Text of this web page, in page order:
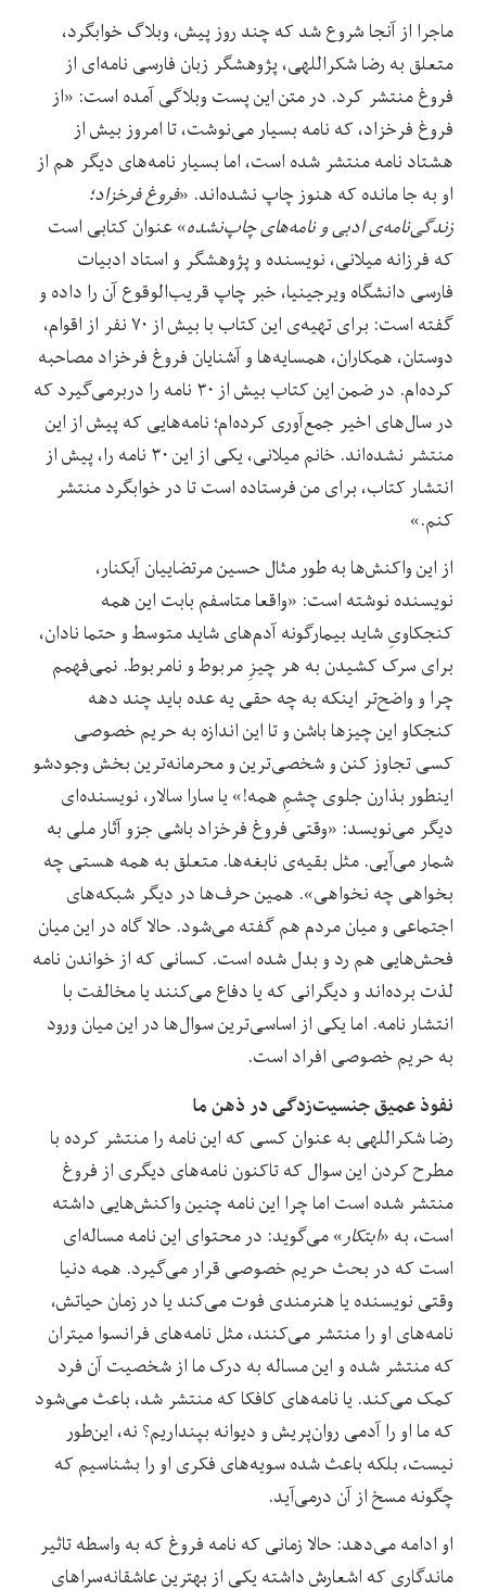
ماجرا از آنجا شروع شد که چند روز پیش، وبلاگ خوابگرد،
متعلق به رضا شکراللهی، پژوهشگر زبان فارسی نامه‌ای از
فروغ منتشر کرد. در متن این پست وبلاگی آمده است: «از
فروغ فرخزاد، که نامه بسیار می‌نوشت، تا امروز بیش از
هشتاد نامه منتشر شده است، اما بسیار نامه‌های دیگر هم از
او به جا مانده که هنوز چاپ نشده‌اند. «فروغ فرخزاد؛
زندگی‌نامه‌ی ادبی و نامه‌های چاپ‌نشده» عنوان کتابی است
که فرزانه میلانی، نویسنده و پژوهشگر و استاد ادبیات
فارسی دانشگاه ویرجینیا، خبر چاپ قریب‌الوقوع آن را داده و
گفته است: برای تهیه‌ی این کتاب با بیش از ۷۰ نفر از اقوام،
دوستان، همکاران، همسایه‌ها و آشنایان فروغ فرخزاد مصاحبه
کرده‌ام. در ضمن این کتاب بیش از ۳۰ نامه را دربرمی‌گیرد که
در سال‌های اخیر جمع‌آوری کرده‌ام؛ نامه‌هایی که پیش از این
منتشر نشده‌اند. خانم میلانی، یکی از این ۳۰ نامه را، پیش از
انتشار کتاب، برای من فرستاده است تا در خوابگرد منتشر
کنم.»
از این واکنش‌ها به طور مثال حسین مرتضاییان آبکنار،
نویسنده نوشته است: «واقعا متاسفم بابت این همه
کنجکاویِ شاید بیمارگونه آدم‌های شاید متوسط و حتما نادان،
برای سرک کشیدن به هر چیزِ مربوط و نامربوط. نمی‌فهمم
چرا و واضح‌تر اینکه به چه حقی یه عده باید چند دهه
کنجکاو این چیزها باشن و تا این اندازه به حریم خصوصی
کسی تجاوز کنن و شخصی‌ترین و محرمانه‌ترین بخش وجودشو
اینطور بذارن جلوی چشمِ همه!» یا سارا سالار، نویسنده‌ای
دیگر می‌نویسد: «وقتی فروغ فرخزاد باشی جزو آثار ملی به
شمار می‌آیی. مثل بقیه‌ی نابغه‌ها. متعلق به همه هستی چه
بخواهی چه نخواهی». همین حرف‌ها در دیگر شبکه‌های
اجتماعی و میان مردم هم گفته می‌شود. حالا گاه در این میان
فحش‌هایی هم رد و بدل شده است. کسانی که از خواندن نامه
لذت برده‌اند و دیگرانی که یا دفاع می‌کنند یا مخالفت با
انتشار نامه. اما یکی از اساسی‌ترین سوال‌ها در این میان ورود
به حریم خصوصی افراد است.
نفوذ عمیق جنسیت‌زدگی در ذهن ما
رضا شکراللهی به عنوان کسی که این نامه را منتشر کرده با
مطرح کردن این سوال که تاکنون نامه‌های دیگری از فروغ
منتشر شده است اما چرا این نامه چنین واکنش‌هایی داشته
است، به «ابتکار» می‌گوید: در محتوای این نامه مساله‌ای
است که در بحث حریم خصوصی قرار می‌گیرد. همه دنیا
وقتی نویسنده یا هنرمندی فوت می‌کند یا در زمان حیاتش،
نامه‌های او را منتشر می‌کنند، مثل نامه‌های فرانسوا میتران
که منتشر شده و این مساله به درک ما از شخصیت آن فرد
کمک می‌کند. یا نامه‌های کافکا که منتشر شد، باعث می‌شود
که ما او را آدمی روان‌پریش و دیوانه بپنداریم؟ نه، این‌طور
نیست، بلکه باعث شده سویه‌های فکری او را بشناسیم که
چگونه مسخ از آن درمی‌آید.
او ادامه می‌دهد: حالا زمانی که نامه فروغ که به واسطه تاثیر
ماندگاری که اشعارش داشته یکی از بهترین عاشقانه‌سراهای